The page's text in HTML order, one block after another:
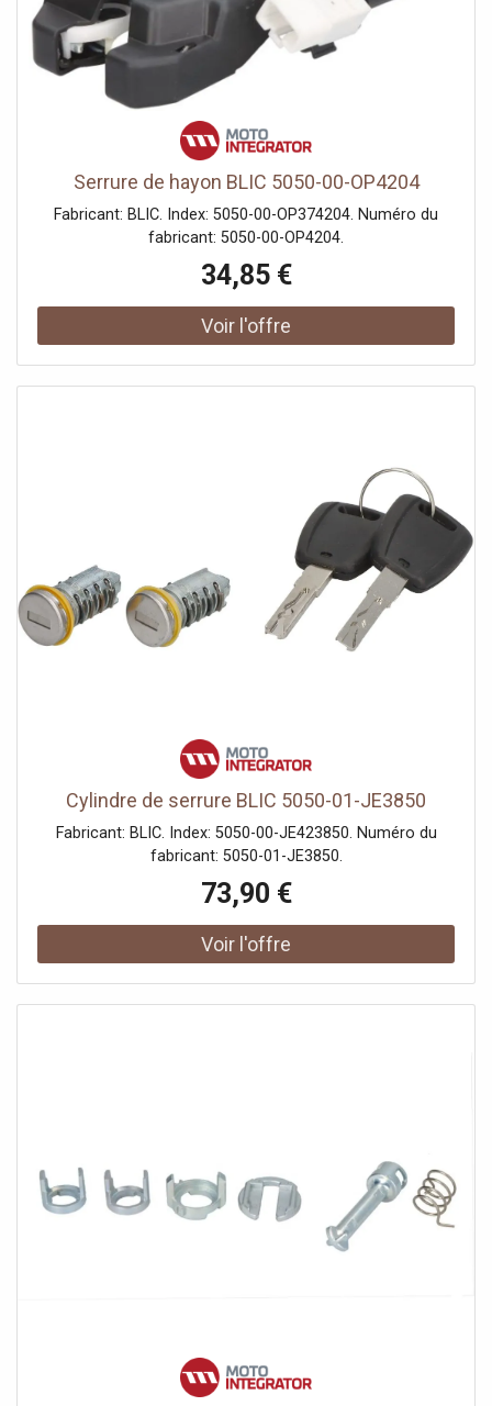
Serrure de hayon BLIC 5050-00-OP4204
Fabricant: BLIC. Index: 5050-00-OP374204. Numéro du
fabricant: 5050-00-OP4204.
34,85 €
Cylindre de serrure BLIC 5050-01-JE3850
Fabricant: BLIC. Index: 5050-00-JE423850. Numéro du
fabricant: 5050-01-JE3850.
73,90 €